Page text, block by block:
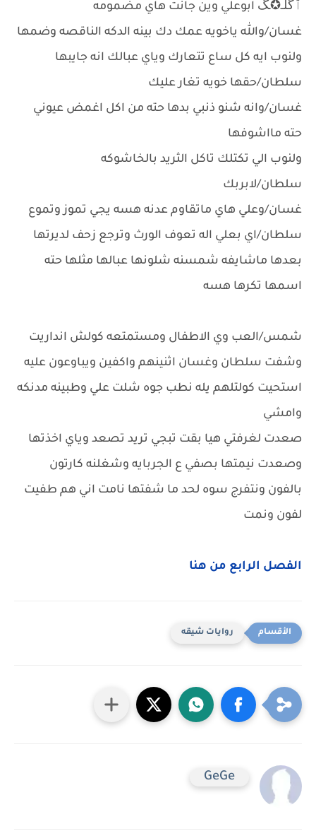
ٱڱڵــ✪ـگ ابوعلي وين جانت هاي مضمومه
غسان/والله ياخويه عمك دك بينه الدكه الناقصه وضمها
ولنوب ايه كل ساع تتعارك وياي عبالك انه جايبها
سلطان/حقها خويه تغار عليك
غسان/وانه شنو ذنبي بدها حته من اكل اغمض عيوني
حته مااشوفها
ولنوب الي تكتلك تاكل الثريد بالخاشوكه
سلطان/لابربك
غسان/وعلي هاي ماتقاوم عدنه هسه يجي تموز وتموع
سلطان/اي بعلي اله تعوف الورث وترجع زحف لديرتها
بعدها ماشايفه شمسنه شلونها عبالها مثلها حته
اسمها تكرها هسه
شمس/العب وي الاطفال ومستمتعه كولش انداريت
وشفت سلطان وغسان اثنينهم واكفين ويباوعون عليه
استحيت كولتلهم يله نطب جوه شلت علي وطبينه مدنكه
وامشي
صعدت لغرفتي هيا بقت تبجي تريد تصعد وياي اخذتها
وصعدت نيمتها بصفي ع الجربايه وشغلنه كارتون
بالفون ونتفرج سوه لحد ما شفتها نامت اني هم طفيت
لفون ونمت
الفصل الرابع من هنا
روايات شيقه
GeGe